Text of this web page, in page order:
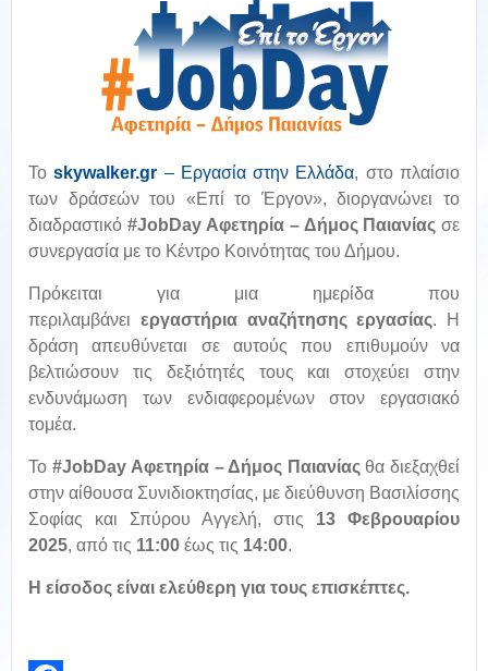
Toskywalker.gr – Εργασία στην Ελλάδα, στο πλαίσιο
των δράσεών του «Επί το Έργον», διοργανώνει το
διαδραστικό #JobDay Αφετηρία – Δήμος Παιανίας σε
συνεργασία με το Κέντρο Κοινότητας του Δήμου.
Πρόκειται για μια ημερίδα που
περιλαμβάνει εργαστήρια αναζήτησης εργασίας. Η
δράση απευθύνεται σε αυτούς που επιθυμούν να
βελτιώσουν τις δεξιότητές τους και στοχεύει στην
ενδυνάμωση των ενδιαφερομένων στον εργασιακό
τομέα.
Το #JobDay Αφετηρία – Δήμος Παιανίας θα διεξαχθεί
στην αίθουσα Συνιδιοκτησίας, με διεύθυνση Βασιλίσσης
Σοφίας και Σπύρου Αγγελή, στις 13 Φεβρουαρίου
2025, από τις 11:00 έως τις 14:00.
Η είσοδος είναι ελεύθερη για τους επισκέπτες.